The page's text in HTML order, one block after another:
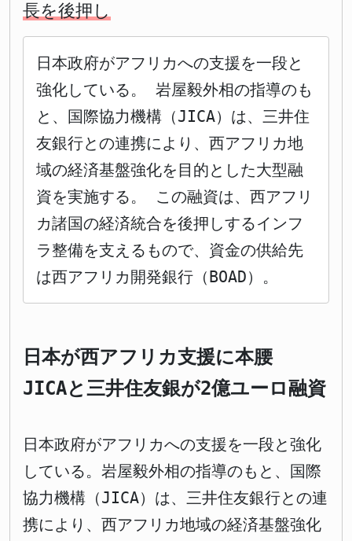
長を後押し
日本政府がアフリカへの支援を一段と
強化している。 岩屋毅外相の指導のも
と、国際協力機構（JICA）は、三井住
友銀行との連携により、西アフリカ地
域の経済基盤強化を目的とした大型融
資を実施する。 この融資は、西アフリ
カ諸国の経済統合を後押しするインフ
ラ整備を支えるもので、資金の供給先
は西アフリカ開発銀行（BOAD）。
日本が西アフリカ支援に本腰
JICAと三井住友銀が2億ユーロ融資
日本政府がアフリカへの支援を一段と強化
している。岩屋毅外相の指導のもと、国際
協力機構（JICA）は、三井住友銀行との連
携により、西アフリカ地域の経済基盤強化